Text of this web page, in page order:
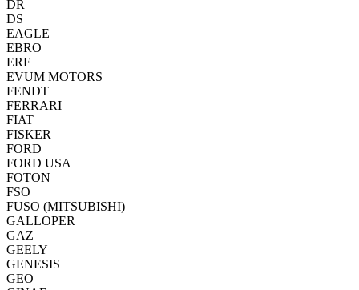
DR
DS
EAGLE
EBRO
ERF
EVUM MOTORS
FENDT
FERRARI
FIAT
FISKER
FORD
FORD USA
FOTON
FSO
FUSO (MITSUBISHI)
GALLOPER
GAZ
GEELY
GENESIS
GEO